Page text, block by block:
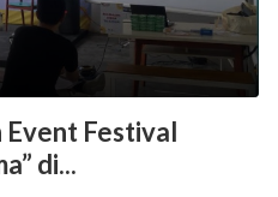
Festival
di...